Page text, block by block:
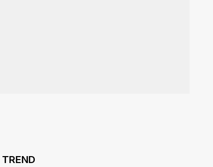
TREND